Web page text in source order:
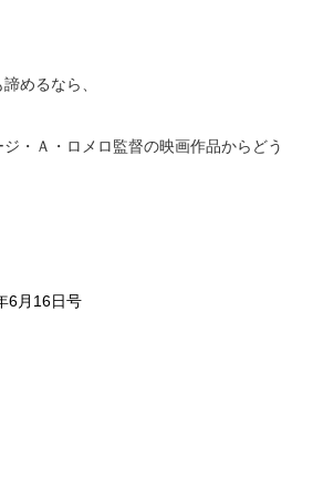
めるなら、
・Ａ・ロメロ監督の映画作品からどう
6月16日号